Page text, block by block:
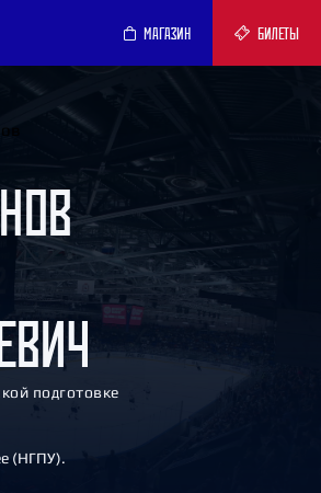
МАГАЗИН БИЛЕТЫ
подготовке
(НГПУ).